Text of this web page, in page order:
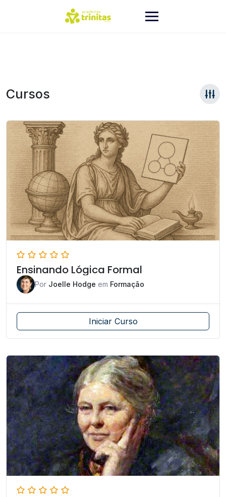
Cursos
Ensinando Lógica Formal
Por Joelle Hodge em Formação
Iniciar Curso